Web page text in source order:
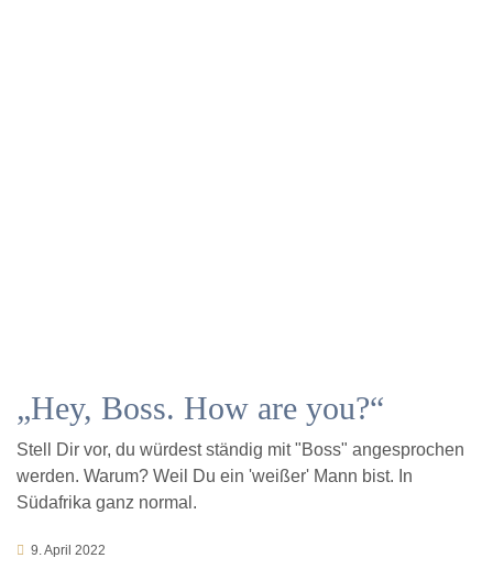
„Hey, Boss. How are you?“
Stell Dir vor, du würdest ständig mit "Boss" angesprochen
werden. Warum? Weil Du ein 'weißer' Mann bist. In
Südafrika ganz normal.
9. April 2022